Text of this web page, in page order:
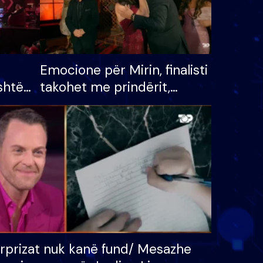
për
Emocione për Mirin, finalisti
takohet me prindërit,
vajzën dhe bashkëshorten:
S’kemi ndonjë letër divorci
apo jo?
nuk kanë fund/ Mesazhe